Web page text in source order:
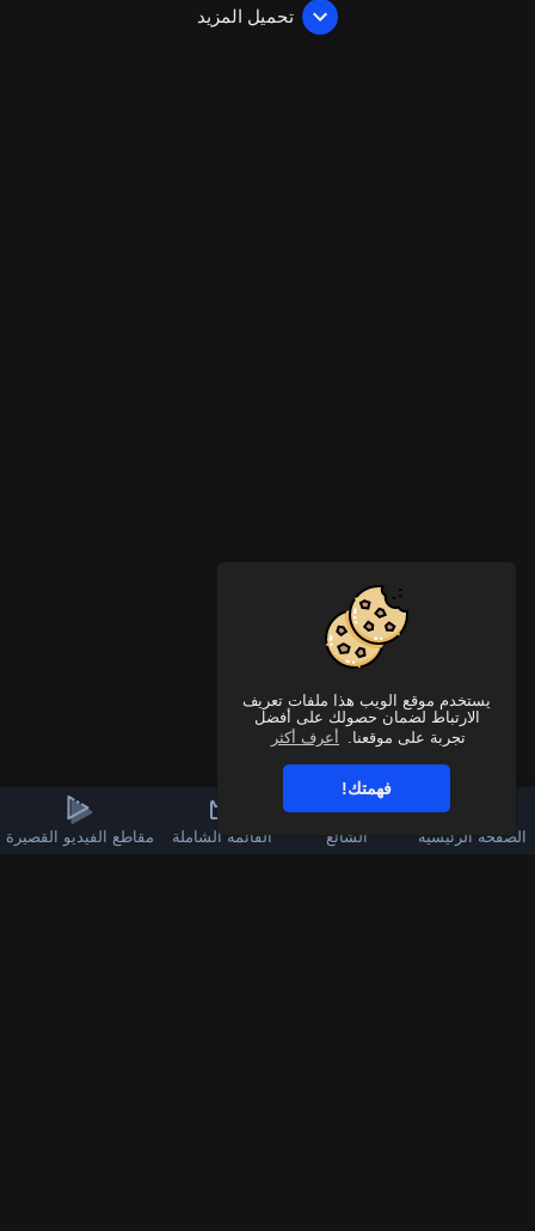
يستخدم موقع الويب هذا ملفات تعريف
الارتباط لضمان حصولك على أفضل
تجربة على موقعنا.
أعرف أكثر
فهمتك!
تحميل المزيد
الصفحة الرئيسية الشائع القائمة الشاملة مقاطع الفيديو القصيرة